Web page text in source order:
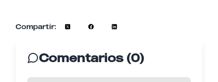
Compartir:
Comentarios (0)